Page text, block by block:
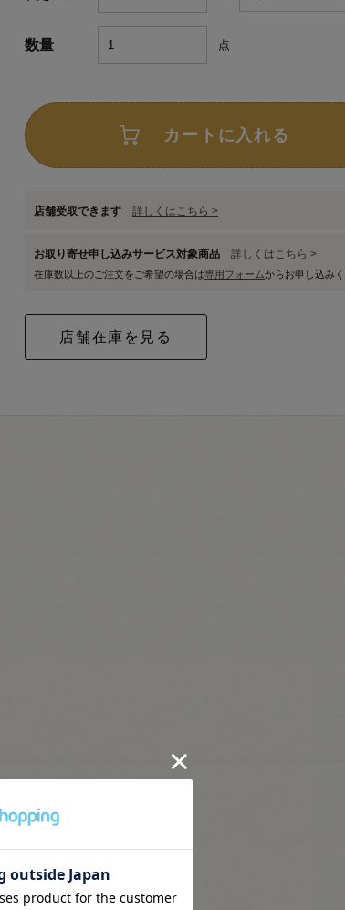
数量 点
カートに入れる
店舗受取できます 詳しくはこちら >
お取り寄せ申し込みサービス対象商品 詳しくはこちら >
在庫数以上のご注文をご希望の場合は専用フォームからお申し込みく